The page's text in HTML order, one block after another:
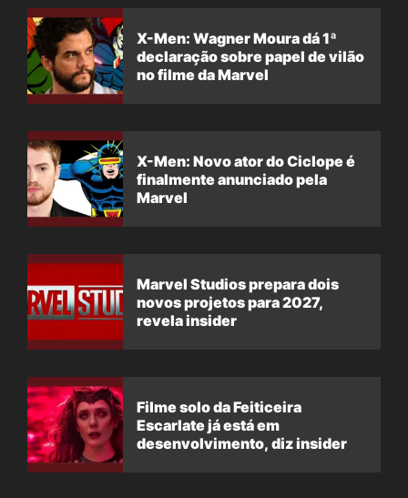
X-Men: Wagner Moura dá 1ª
declaração sobre papel de vilão
no filme da Marvel
X-Men: Novo ator do Ciclope é
finalmente anunciado pela
Marvel
Marvel Studios prepara dois
novos projetos para 2027,
revela insider
Filme solo da Feiticeira
Escarlate já está em
desenvolvimento, diz insider